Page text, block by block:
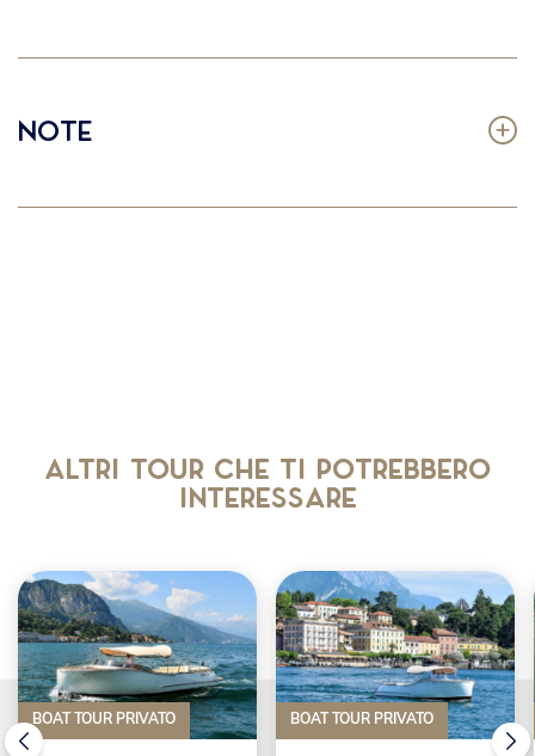
Note
Altri tour che ti potrebbero
interessare
BOAT TOUR PRIVATO BOAT TOUR PRIVATO